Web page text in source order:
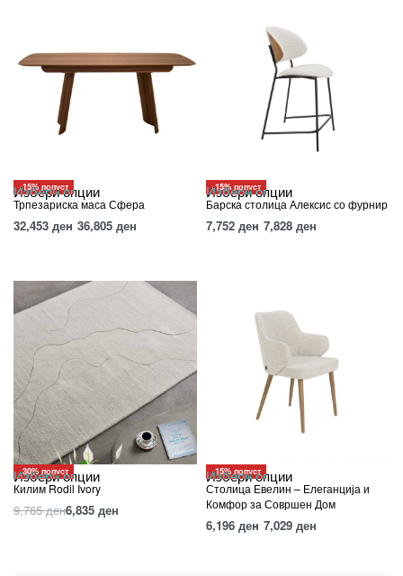
-15% попуст
Избери опции
Трпезариска маса Сфера
32,453 ден 36,805 ден
-15% попуст
Избери опции
Барска столица Алексис со фурнир
7,752 ден 7,828 ден
-30% попуст
Избери опции
Килим Rodil Ivory
9,765ден6,835 ден
-15% попуст
Избери опции
Столица Евелин – Елеганција и
Комфор за Совршен Дом
6,196 ден 7,029 ден